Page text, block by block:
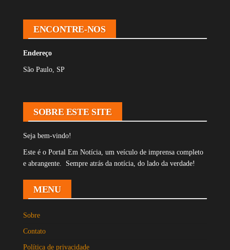
ENCONTRE-NOS
Endereço
São Paulo, SP
SOBRE ESTE SITE
Seja bem-vindo!
Este é o Portal Em Notícia, um veículo de imprensa completo
e abrangente. Sempre atrás da notícia, do lado da verdade!
MENU
Sobre
Contato
Política de privacidade